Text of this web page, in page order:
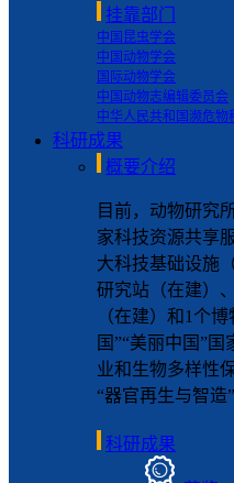
挂靠部门
中国昆虫学会
中国动物学会
国际动物学会
中国动物志编辑委员会
中华人民共和国濒危物
科研成果
概要介绍
目前，动物研究
家科技资源共享
大科技基础设施
研究站（在建）
（在建）和1个
国”“美丽中国”
业和生物多样性
“器官再生与智造
科研成果